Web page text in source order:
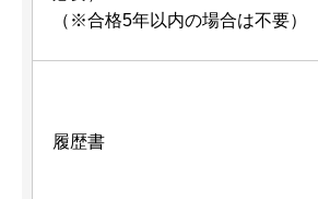
（※合格5年以内の場合は不要）
履歴書